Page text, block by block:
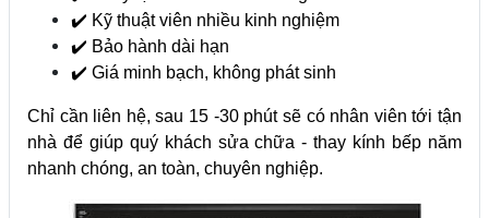
✔️ Kỹ thuật viên nhiều kinh nghiệm
✔️ Bảo hành dài hạn
✔️ Giá minh bạch, không phát sinh
Chỉ cần liên hệ, sau 15 -30 phút sẽ có nhân viên tới tận
nhà để giúp quý khách sửa chữa - thay kính bếp năm
nhanh chóng, an toàn, chuyên nghiệp.